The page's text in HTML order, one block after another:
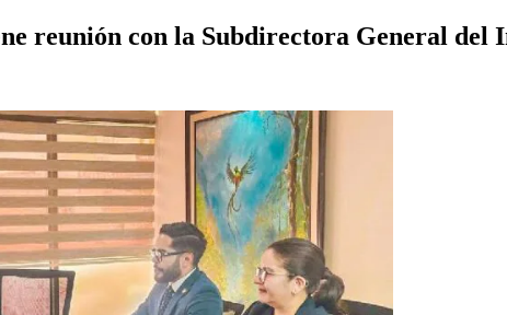
reunión con la Subdirectora General del